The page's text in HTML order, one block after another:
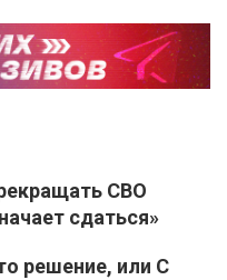
СВО
сдаться»
решение, или С